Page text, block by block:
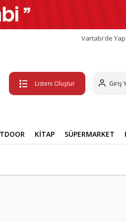
Vartabi'de
Listeni Oluştur Giriş
KİTAP SÜPERMARKET